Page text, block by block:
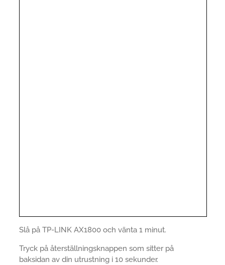
Slå på TP-LINK AX1800 och vänta 1 minut.
Tryck på återställningsknappen som sitter på
baksidan av din utrustning i 10 sekunder.